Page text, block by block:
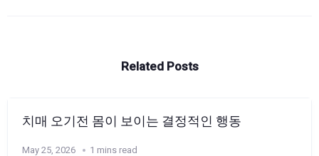
Related Posts
치매 오기전 몸이 보이는 결정적인 행동
May 25, 2026 1 mins read